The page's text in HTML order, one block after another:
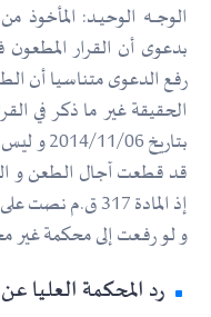
الوجــــه الوحيــد:
بدعوى أن القرار
رفع الدعوى متناسيا أن
الحقيقة غير ما ذكر في
قد قطعت آجال الطعن و
إذ المادة 317
و لو رفعت إلى محكمة غير
رد المحكمة العليا